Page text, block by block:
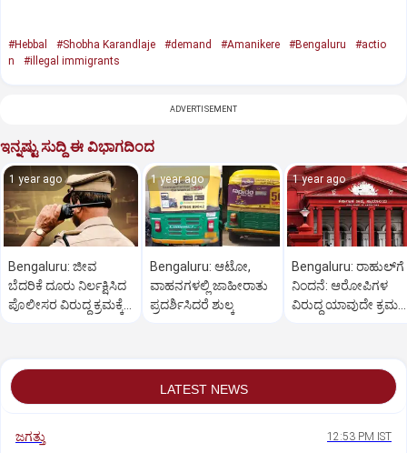
#Hebbal #Shobha Karandlaje #demand #Amanikere #Bengaluru
#actio
n
#illegal immigrants
ADVERTISEMENT
ಇನ್ನಷ್ಟು ಸುದ್ದಿ ಈ ವಿಭಾಗದಿಂದ
1 year ago
Bengaluru: ಜೀವ
ಬೆದರಿಕೆ ದೂರು ನಿರ್ಲಕ್ಷಿಸಿದ
ಪೊಲೀಸರ ವಿರುದ್ಧ ಕ್ರಮಕ್ಕೆ
1 year ago
Bengaluru: ಆಟೋ,
ವಾಹನಗಳಲ್ಲಿ ಜಾಹೀರಾತು
ಪ್ರದರ್ಶಿಸಿದರೆ ಶುಲ್ಕ
1 year ago
Bengaluru: ರಾಹುಲ್‌ಗೆ
ನಿಂದನೆ: ಆರೋಪಿಗಳ
ವಿರುದ್ಧ ಯಾವುದೇ ಕ್ರಮ
LATEST NEWS
ಜಗತ್ತು 12:53 PM IST